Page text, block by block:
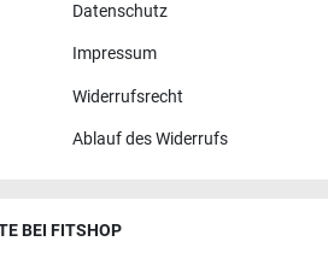
Datenschutz
Impressum
Widerrufsrecht
Ablauf des Widerrufs
BEI FITSHOP